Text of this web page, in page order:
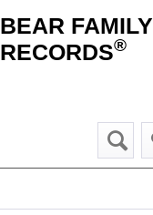
BEAR FAMILY
RECORDS®